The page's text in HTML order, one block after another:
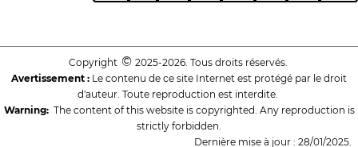
Copyright © 2025-2026. Tous droits réservés.
Avertissement : Le contenu de ce site Internet est protégé par le droit
d'auteur. Toute reproduction est interdite.
Warning: The content of this website is copyrighted. Any reproduction is
strictly forbidden.
Dernière mise à jour : 28/01/2025.